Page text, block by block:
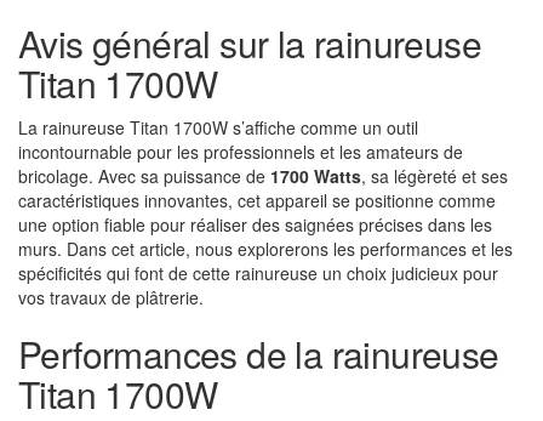
Avis général sur la rainureuse
Titan 1700W
La rainureuse Titan 1700W s’affiche comme un outil
incontournable pour les professionnels et les amateurs de
bricolage. Avec sa puissance de 1700 Watts, sa légèreté et ses
caractéristiques innovantes, cet appareil se positionne comme
une option fiable pour réaliser des saignées précises dans les
murs. Dans cet article, nous explorerons les performances et les
spécificités qui font de cette rainureuse un choix judicieux pour
vos travaux de plâtrerie.
Performances de la rainureuse
Titan 1700W